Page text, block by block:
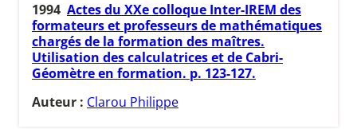
1994 Actes du XXe colloque Inter-IREM des
formateurs et professeurs de mathématiques
chargés de la formation des maîtres.
Utilisation des calculatrices et de Cabri-
Géomètre en formation. p. 123-127.
Auteur : Clarou Philippe